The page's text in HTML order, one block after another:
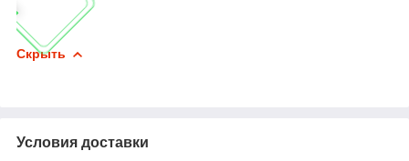
Скрыть
Условия доставки